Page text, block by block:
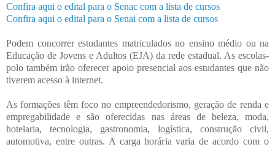
Confira aqui o edital para o Senac com a lista de cursos
Confira aqui o edital para o Senai com a lista de cursos
Podem concorrer estudantes matriculados no ensino médio ou na
Educação de Jovens e Adultos (EJA) da rede estadual. As escolas-
polo também irão oferecer apoio presencial aos estudantes que não
tiverem acesso à internet.
As formações têm foco no empreendedorismo, geração de renda e
empregabilidade e são oferecidas nas áreas de beleza, moda,
hotelaria, tecnologia, gastronomia, logística, construção civil,
automotiva, entre outras. A carga horária varia de acordo com o